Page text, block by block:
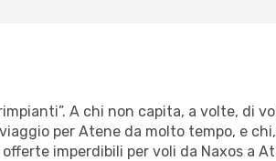
A chi non capita, a volte, di
per Atene da molto tempo, e
imperdibili per voli da Naxos a